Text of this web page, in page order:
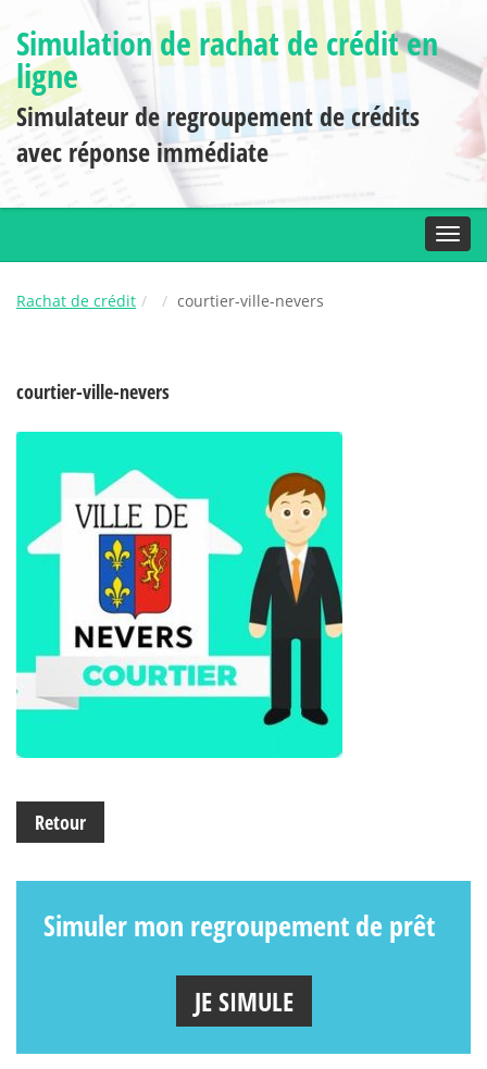
Simulation de rachat de crédit en
ligne
Simulateur de regroupement de crédits
avec réponse immédiate
Rachat de crédit courtier-ville-nevers
courtier-ville-nevers
Retour
Simuler mon regroupement de prêt
JE SIMULE